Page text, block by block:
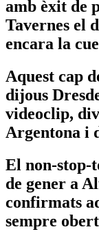
amb èxit de
Tavernes el
encara la
Aquest cap
dijous
videoclip,
Argentona i
El non-stop-
de gener a
confirmats
sempre